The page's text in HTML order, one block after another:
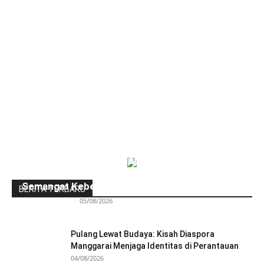
BERITA TERBARU
Ngopi Penuh Inspirasi: Alumni Politeknik STIA
Semangat Kebersamaan
- 05/08/2026
Pulang Lewat Budaya: Kisah Diaspora
Manggarai Menjaga Identitas di Perantauan
04/08/2026